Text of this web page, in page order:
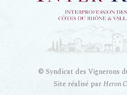
© Syndicat des Vignerons
Site réalisé parHeron